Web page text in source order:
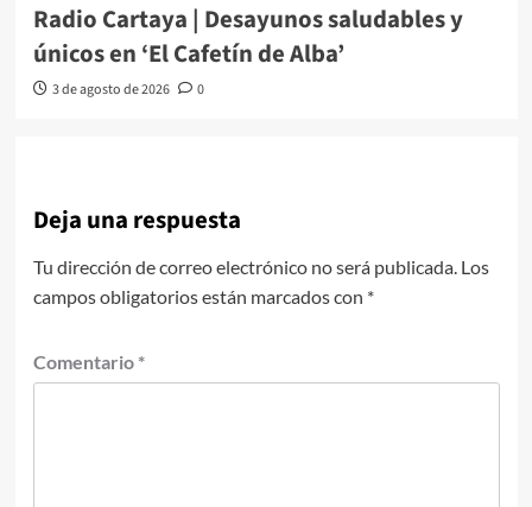
Radio Cartaya | Desayunos saludables y
únicos en ‘El Cafetín de Alba’
3 de agosto de 2026 0
Deja una respuesta
Tu dirección de correo electrónico no será publicada. Los
campos obligatorios están marcados con *
Comentario *